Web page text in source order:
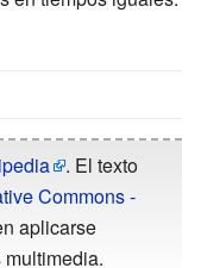
. El texto
Commons -
aplicarse